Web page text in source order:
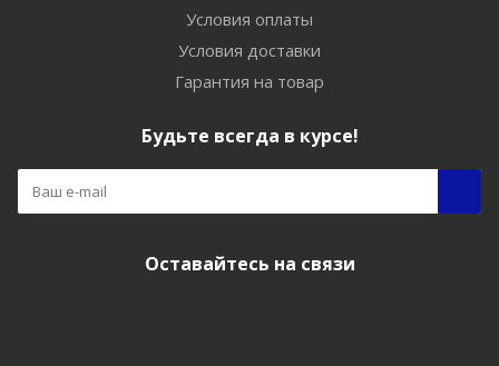
Условия оплаты
Условия доставки
Гарантия на товар
Будьте всегда в курсе!
Оставайтесь на связи